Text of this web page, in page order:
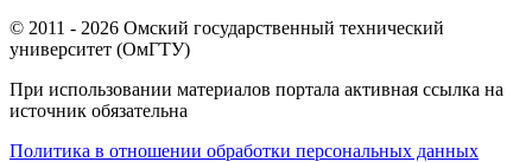
© 2011 - 2026 Омский государственный технический
университет (ОмГТУ)
При использовании материалов портала активная ссылка на
источник обязательна
Политика в отношении обработки персональных данных